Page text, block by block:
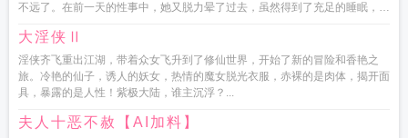
不远了。在前一天的性事中，她又脱力晕了过去，虽然得到了充足的睡眠，但
大淫侠Ⅱ
淫侠齐飞重出江湖，带着众女飞升到了修仙世界，开始了新的冒险和香艳之
旅。冷艳的仙子，诱人的妖女，热情的魔女脱光衣服，赤裸的是肉体，揭开面
具，暴露的是人性！紫极大陆，谁主沉浮？...
夫人十恶不赦【AI加料】